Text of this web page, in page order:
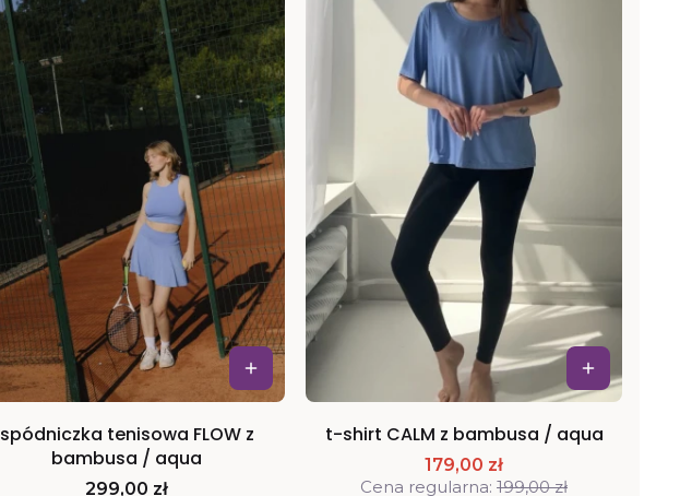
spódniczka tenisowa FLOW z
bambusa / aqua
Cena
299,00 zł
t-shirt CALM z bambusa / aqua
179,00 zł
Cena regularna: 199,00 zł